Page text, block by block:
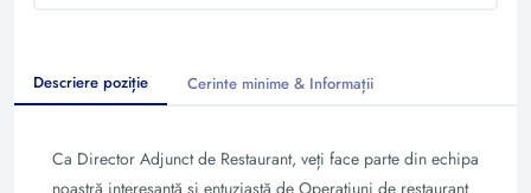
Descriere poziție Cerinte minime & Informații
Ca Director Adjunct de Restaurant, veți face parte din echipa